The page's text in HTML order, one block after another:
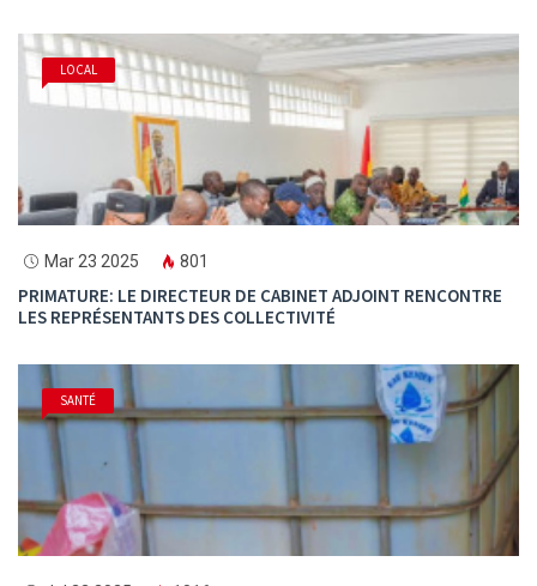
LOCAL
Mar 23 2025 801
PRIMATURE: LE DIRECTEUR DE CABINET ADJOINT RENCONTRE
LES REPRÉSENTANTS DES COLLECTIVITÉ
SANTÉ